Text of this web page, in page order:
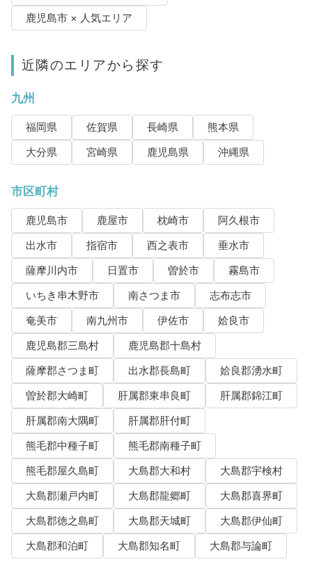
鹿児島市 × 人気エリア
近隣のエリアから探す
九州
福岡県 佐賀県 長崎県
熊本県
大分県
宮崎県 鹿児島県 沖縄県
市区町村
鹿児島市 鹿屋市 枕崎市
阿久根市
出水市
指宿市 西之表市
垂水市
薩摩川内市
日置市 曽於市
霧島市
いちき串木野市
南さつま市
志布志市
奄美市
南九州市 伊佐市
姶良市
鹿児島郡三島村
鹿児島郡十島村
薩摩郡さつま町
出水郡長島町
姶良郡湧水町
曽於郡大崎町
肝属郡東串良町
肝属郡錦江町
肝属郡南大隅町
肝属郡肝付町
熊毛郡中種子町
熊毛郡南種子町
熊毛郡屋久島町
大島郡大和村
大島郡宇検村
大島郡瀬戸内町
大島郡龍郷町
大島郡喜界町
大島郡徳之島町
大島郡天城町
大島郡伊仙町
大島郡和泊町
大島郡知名町 大島郡与論町